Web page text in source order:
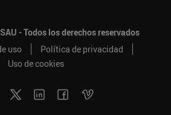
- Todos los derechos reservados
uso
Política de privacidad
Uso de cookies